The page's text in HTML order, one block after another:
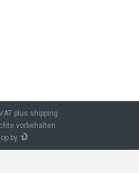
plus shipping
vorbehalten.
by